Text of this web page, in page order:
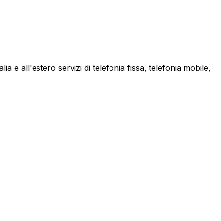
e all'estero servizi di telefonia fissa, telefonia mobile,